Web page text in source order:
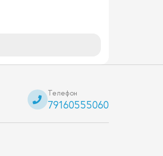
Телефон
79160555060